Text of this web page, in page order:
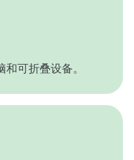
可折叠设备。